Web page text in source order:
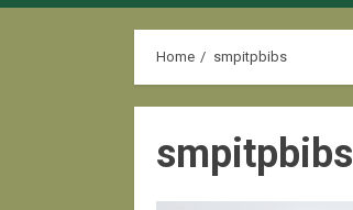
Home smpitpbibs
smpitpbibs